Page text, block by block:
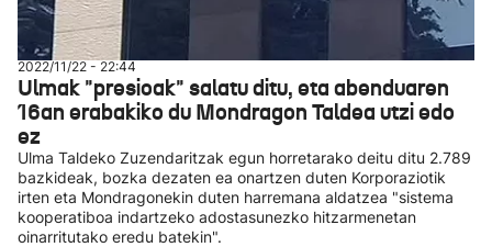
2022/11/22 - 22:44
Ulmak "presioak" salatu ditu, eta abenduaren
16an erabakiko du Mondragon Taldea utzi edo
ez
Ulma Taldeko Zuzendaritzak egun horretarako deitu ditu 2.789
bazkideak, bozka dezaten ea onartzen duten Korporaziotik
irten eta Mondragonekin duten harremana aldatzea "sistema
kooperatiboa indartzeko adostasunezko hitzarmenetan
oinarritutako eredu batekin".